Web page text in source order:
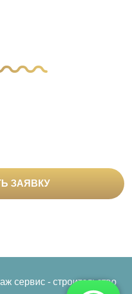
ЗАЯВКУ
сервис - строительство